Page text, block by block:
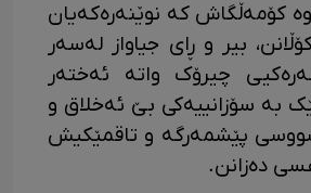
کۆمەڵگاش کە نوێنەرەکەیان
بیر و ڕای جیاواز لەسەر
چیرۆک واتە ئەختەر
بە سۆزانییەکی بێ ئەخلاق و
پێشمەرگە و تاقمێکیش
دەزانن.